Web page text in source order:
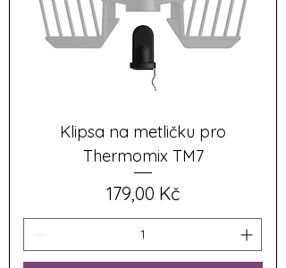
Klipsa na metličku pro
Thermomix TM7
Cena
179,00 Kč